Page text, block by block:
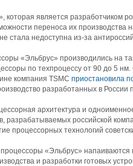
является разработчиком
переноса их производства
стала недоступна из-за
«Эльбрус» производились на
по техпроцессу от 90 до 5
компания TSMC приостановила
разработанных в России
архитектура и
разрабатываемых российской
процессорных технологий
«Эльбрус» напаиваются
и разработки готовых